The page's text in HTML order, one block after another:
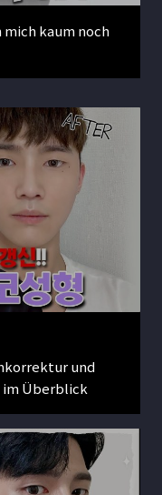
mich kaum noch
und
Überblick